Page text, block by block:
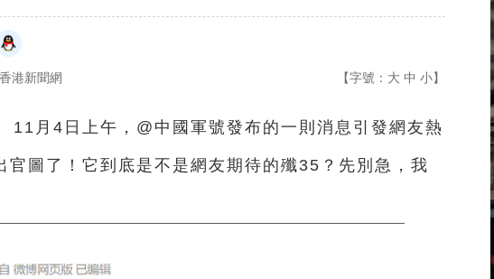
港新聞網 【字號： 大 中 小】
月4日上午，@中國軍號發布的一則消息引發網友熱
官圖了！它到底是不是網友期待的殲35？先別急，我